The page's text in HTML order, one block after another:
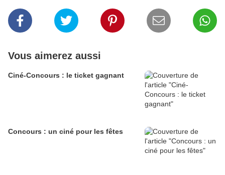
Vous aimerez aussi
Ciné-Concours : le ticket gagnant
Concours : un ciné pour les fêtes